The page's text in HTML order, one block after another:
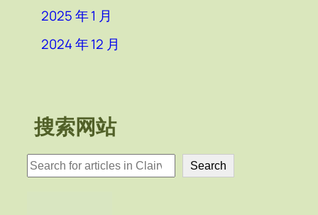
2025 年 1 月
2024 年 12 月
搜索网站
検
索
Search